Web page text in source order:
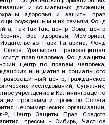
и социальных движений,
здоровья и защиты прав
осужденным и их семьям, Фонд
Так-Так-Так, центр Сова, центр
Эра здоровья, Мемориал,
Парк Гагарина, Фонд
Уральская правозащитная
прав человека, Фонд защиты
центр по правам человека,
инициатив и социального
центр, Гражданское
исследований, Сутяжник,
учреждение в Калининграде по
программ и проектов Совета
некоммерческих организаций,
Р, Центр Защиты Прав Средств
прессы - Сибирь, Частное